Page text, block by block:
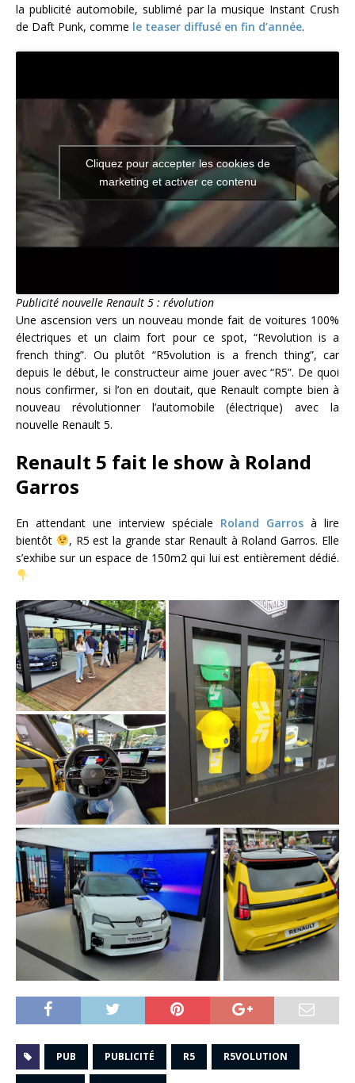
la publicité automobile, sublimé par la musique Instant Crush
de Daft Punk, comme le teaser diffusé en fin d’année.
Cliquez pour accepter les cookies de
marketing et activer ce contenu
Publicité nouvelle Renault 5 : révolution
Une ascension vers un nouveau monde fait de voitures 100%
électriques et un claim fort pour ce spot, “Revolution is a
french thing”. Ou plutôt “R5volution is a french thing”, car
depuis le début, le constructeur aime jouer avec “R5”. De quoi
nous confirmer, si l’on en doutait, que Renault compte bien à
nouveau révolutionner l’automobile (électrique) avec la
nouvelle Renault 5.
Renault 5 fait le show à Roland
Garros
En attendant une interview spéciale Roland Garros à lire
bientôt
, R5 est la grande star Renault à Roland Garros. Elle
s’exhibe sur un espace de 150m2 qui lui est entièrement dédié.
PUB PUBLICITÉ R5 R5VOLUTION